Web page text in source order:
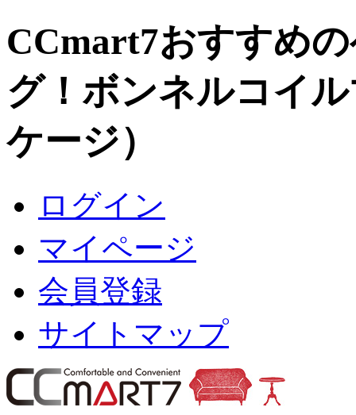
CCmart7おすすめ
グ！ボンネルコイ
ケージ）
ログイン
マイページ
会員登録
サイトマップ